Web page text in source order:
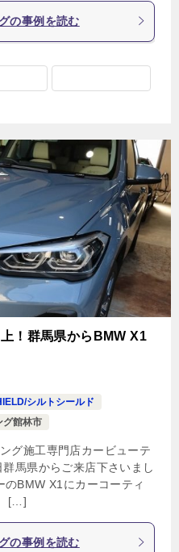
の事例を読む
！群馬県からBMW X1
シルトシールド
グ館林市
グ施工専門店カービューテ
馬県からご来店下さいまし
BMW X1にカーコーティ
[…]
の事例を読む